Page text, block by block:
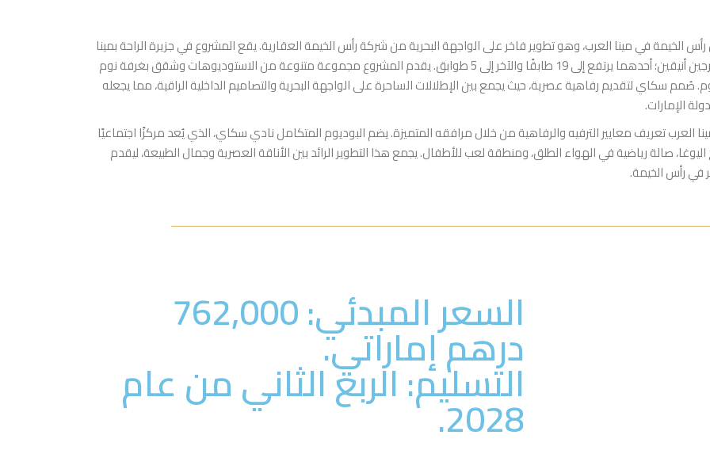
في مينا العرب، وهو تطوير فاخر على الواجهة البحرية من شركة رأس الخيمة العقارية. يقع المشروع في جزيرة الراحة بمينا
العرب، رأس الخيمة، ويُعد تحفة معمارية متميزة تتألف من برجين أنيقين؛ أحدهما يرتفع إلى 19 طابقًا والآخر إلى 5 طوابق. يقدم المشروع مجموعة متنوعة من الاستوديوهات وشقق بغرفة نوم
صُمم سكاي لتقديم رفاهية عصرية، حيث يجمع بين الإطلالات الساحرة على الواجهة البحرية والتصاميم الداخلية الراقية، مما يجعله
الإمارات.
العرب تعريف معايير الترفيه والرفاهية من خلال مرافقه المتميزة. يضم البوديوم المتكامل نادي سكاي، الذي يُعد مركزًا اجتماعيًا
صالة رياضية في الهواء الطلق، ومنطقة لعب للأطفال. يجمع هذا التطوير الرائد بين الأناقة العصرية وجمال الطبيعة، ليقدم
في رأس الخيمة.
السعر المبدئي: 762,000
درهم إماراتي.
التسليم: الربع الثاني من عام
2028.